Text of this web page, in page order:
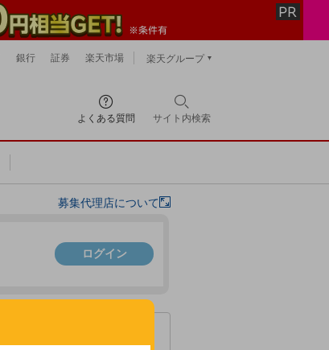
よくある質問 サイト内検索
銀行 証券 楽天市場 楽天グループ
募集代理店について
ログイン